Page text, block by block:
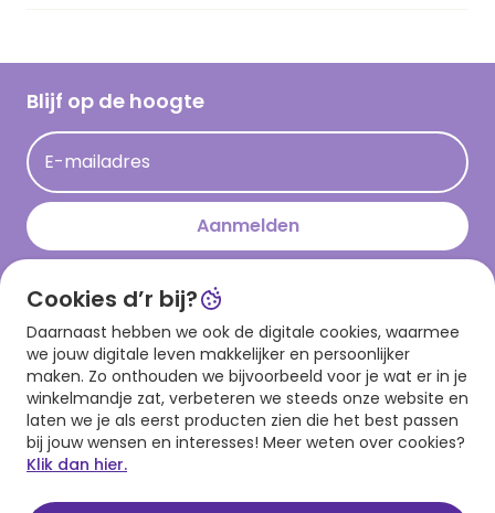
Hallmark Kaartclub
Acties
Persberichten
Hallmark en Kinderpostzegels
Cadeau inspiratie
Kaartinspiratie
Blijf op de hoogte
E-mailadres
Aanmelden
Download onze app
Cookies d’r bij?
Daarnaast hebben we ook de digitale cookies, waarmee
we jouw digitale leven makkelijker en persoonlijker
maken. Zo onthouden we bijvoorbeeld voor je wat er in je
winkelmandje zat, verbeteren we steeds onze website en
laten we je als eerst producten zien die het best passen
bij jouw wensen en interesses! Meer weten over cookies?
Klik dan hier.